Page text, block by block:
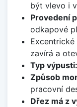
být vlevo i
Provedení
odkapové
zavírá a
Typ výpusti:
Způsob
pracovní
Dřez má z